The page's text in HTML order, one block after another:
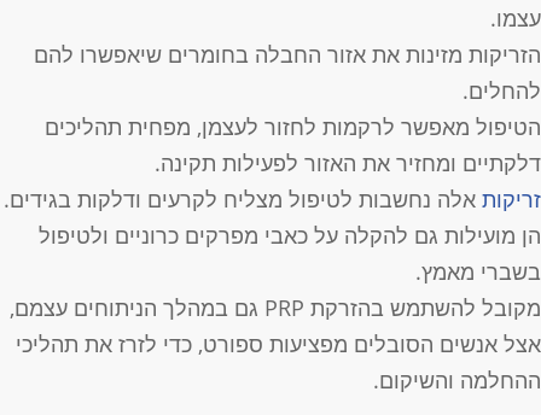
עצמו.
הזריקות מזינות את אזור החבלה בחומרים שיאפשרו להם
להחלים.
הטיפול מאפשר לרקמות לחזור לעצמן, מפחית תהליכים
דלקתיים ומחזיר את האזור לפעילות תקינה.
זריקותאלה נחשבות לטיפול מצליח לקרעים ודלקות בגידים.
הן מועילות גם להקלה על כאבי מפרקים כרוניים ולטיפול
בשברי מאמץ.
מקובל להשתמש בהזרקת PRP גם במהלך הניתוחים עצמם,
אצל אנשים הסובלים מפציעות ספורט, כדי לזרז את תהליכי
ההחלמה והשיקום.